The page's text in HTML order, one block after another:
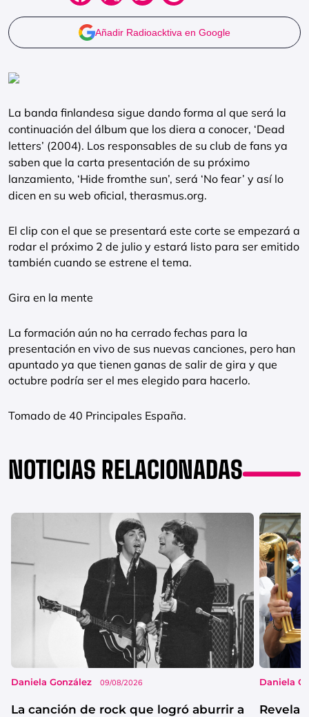
Añadir Radioacktiva en Google
La banda finlandesa sigue dando forma al que será la
continuación del álbum que los diera a conocer, ‘Dead
letters’ (2004). Los responsables de su club de fans ya
saben que la carta presentación de su próximo
lanzamiento, ‘Hide fromthe sun’, será ‘No fear’ y así lo
dicen en su web oficial, therasmus.org.
El clip con el que se presentará este corte se empezará a
rodar el próximo 2 de julio y estará listo para ser emitido
también cuando se estrene el tema.
Gira en la mente
La formación aún no ha cerrado fechas para la
presentación en vivo de sus nuevas canciones, pero han
apuntado ya que tienen ganas de salir de gira y que
octubre podría ser el mes elegido para hacerlo.
Tomado de 40 Principales España.
NOTICIAS RELACIONADAS
Daniela González 09/08/2026
La canción de rock que logró aburrir a
Daniela